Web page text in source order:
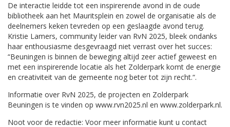
De interactie leidde tot een inspirerende avond in de oude
bibliotheek aan het Mauritsplein en zowel de organisatie als de
deelnemers keken tevreden op een geslaagde avond terug.
Kristie Lamers, community leider van RvN 2025, bleek ondanks
haar enthousiasme desgevraagd niet verrast over het succes:
“Beuningen is binnen de beweging altijd zeer actief geweest en
met een inspirerende locatie als het Zolderpark komt de energie
en creativiteit van de gemeente nog beter tot zijn recht.“.
Informatie over RvN 2025, de projecten en Zolderpark
Beuningen is te vinden op www.rvn2025.nl en www.zolderpark.nl.
Noot voor de redactie: Voor meer informatie kunt u contact